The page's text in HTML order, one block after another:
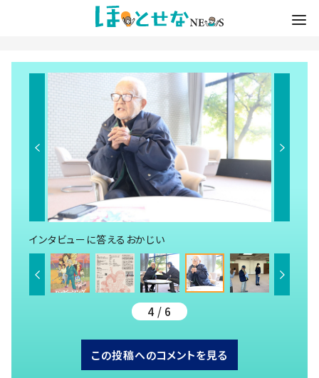
インタビューに答えるおかじい
4 / 6
この投稿へのコメントを見る